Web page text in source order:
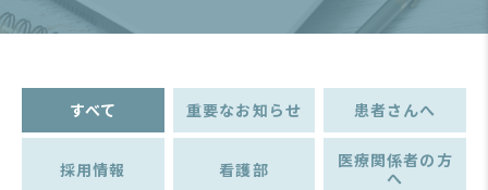
すべて 重要なお知らせ 患者さんへ
採用情報 看護部
医療関係者の方
へ